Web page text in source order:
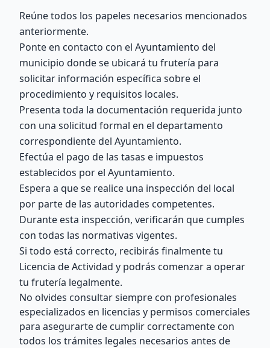
Reúne todos los papeles necesarios mencionados
anteriormente.
Ponte en contacto con el Ayuntamiento del
municipio donde se ubicará tu frutería para
solicitar información específica sobre el
procedimiento y requisitos locales.
Presenta toda la documentación requerida junto
con una solicitud formal en el departamento
correspondiente del Ayuntamiento.
Efectúa el pago de las tasas e impuestos
establecidos por el Ayuntamiento.
Espera a que se realice una inspección del local
por parte de las autoridades competentes.
Durante esta inspección, verificarán que cumples
con todas las normativas vigentes.
Si todo está correcto, recibirás finalmente tu
Licencia de Actividad y podrás comenzar a operar
tu frutería legalmente.
No olvides consultar siempre con profesionales
especializados en licencias y permisos comerciales
para asegurarte de cumplir correctamente con
todos los trámites legales necesarios antes de